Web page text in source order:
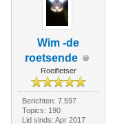
Wim -de
roetsende
Roeifietser
Berichten: 7.597
Topics: 190
Lid sinds: Apr 2017